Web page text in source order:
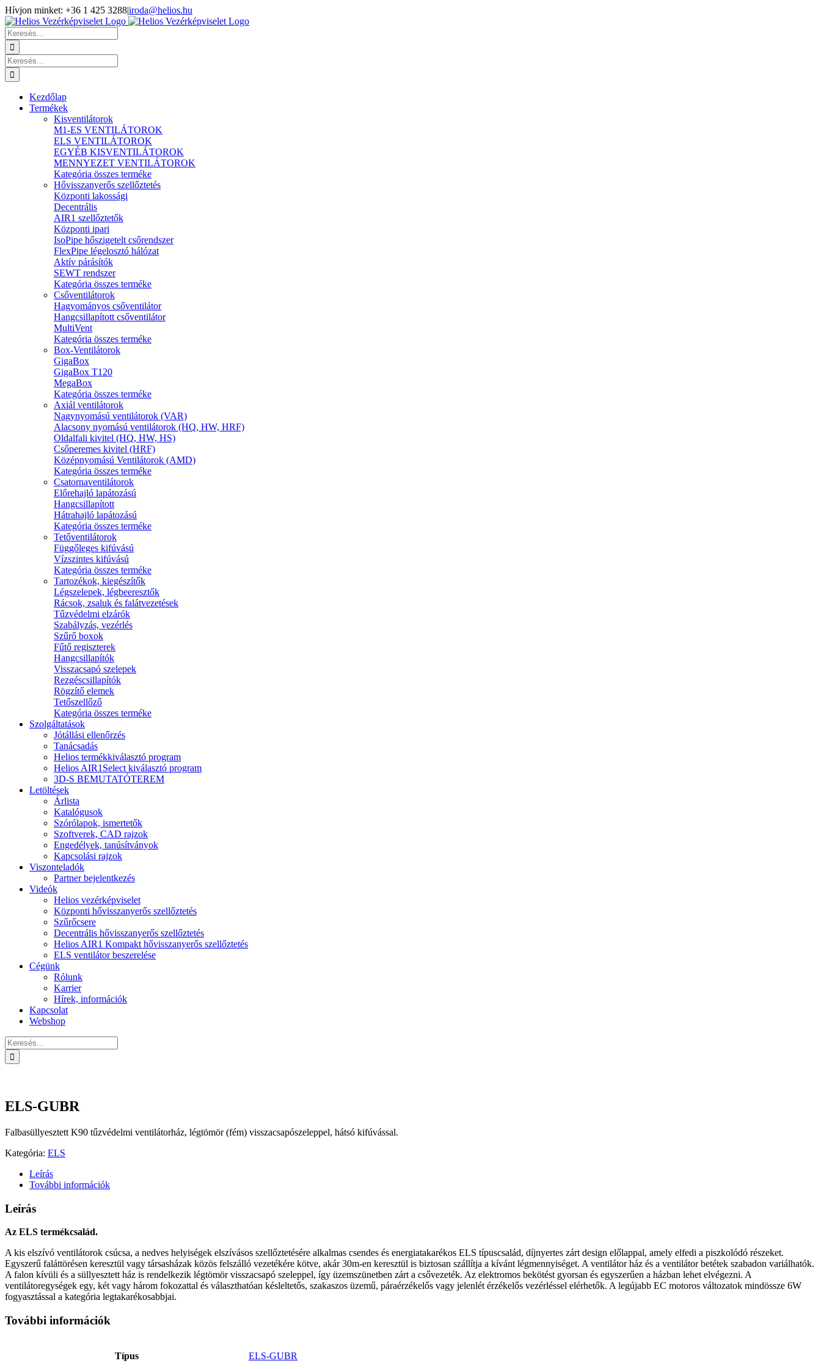
Kihagyás
Hívjon minket: +36 1 425 3288|iroda@helios.hu
YouTube
Facebook
Keresés...
Keresés...
Kezdőlap
Termékek
Kisventilátorok
M1-ES VENTILÁTOROK
ELS VENTILÁTOROK
EGYÉB KISVENTILÁTOROK
MENNYEZET VENTILÁTOROK
Kategória összes terméke
Hővisszanyerős szellőztetés
Központi lakossági
Decentrális
AIR1 szellőztetők
Központi ipari
IsoPipe hőszigetelt csőrendszer
FlexPipe légelosztó hálózat
Aktív párásítók
SEWT rendszer
Kategória összes terméke
Csőventilátorok
Hagyományos csőventilátor
Hangcsillapított csőventilátor
MultiVent
Kategória összes terméke
Box-Ventilátorok
GigaBox
GigaBox T120
MegaBox
Kategória összes terméke
Axiál ventilátorok
Nagynyomású ventilátorok (VAR)
Alacsony nyomású ventilátorok (HQ, HW, HRF)
Oldalfali kivitel (HQ, HW, HS)
Csőperemes kivitel (HRF)
Középnyomású Ventilátorok (AMD)
Kategória összes terméke
Csatornaventilátorok
Előrehajló lapátozású
Hangcsillapított
Hátrahajló lapátozású
Kategória összes terméke
Tetőventilátorok
Függőleges kifúvású
Vízszintes kifúvású
Kategória összes terméke
Tartozékok, kiegészítők
Légszelepek, légbeeresztők
Rácsok, zsaluk és falátvezetések
Tűzvédelmi elzárók
Szabályzás, vezérlés
Szűrő boxok
Fűtő regiszterek
Hangcsillapítók
Visszacsapó szelepek
Rezgéscsillapítók
Rögzítő elemek
Tetőszellőző
Kategória összes terméke
Szolgáltatások
Jótállási ellenőrzés
Tanácsadás
Helios termékkiválasztó program
Helios AIR1Select kiválasztó program
3D-S BEMUTATÓTEREM
Letöltések
Árlista
Katalógusok
Szórólapok, ismertetők
Szoftverek, CAD rajzok
Engedélyek, tanúsítványok
Kapcsolási rajzok
Viszonteladók
Partner bejelentkezés
Videók
Helios vezérképviselet
Központi hővisszanyerős szellőztetés
Szűrőcsere
Decentrális hővisszanyerős szellőztetés
Helios AIR1 Kompakt hővisszanyerős szellőztetés
ELS ventilátor beszerelése
Cégünk
Rólunk
Karrier
Hírek, információk
Kapcsolat
Webshop
Keresés...
ELS-GUBR
Falbasüllyesztett K90 tűzvédelmi ventilátorház, légtömör (fém) visszacsapószeleppel, hátsó kifúvással.
Kategória: ELS
Leírás
További információk
Leírás
Az ELS termékcsalád.
A kis elszívó ventilátorok csúcsa, a nedves helyiségek elszívásos szellőztetésére alkalmas csendes és energiatakarékos ELS típuscsalád, díjnyertes zárt design előlappal, amely elfedi a piszkolódó részeket.
Egyszerű faláttörésen keresztül vagy társasházak közös felszálló vezetékére kötve, akár 30m-en keresztül is biztosan szállítja a kívánt légmennyiséget. A ventilátor ház és a ventilátor betétek szabadon variálhatók.
A falon kívüli és a süllyesztett ház is rendelkezik légtömör visszacsapó szeleppel, így üzemszünetben zárt a csővezeték. Az elektromos bekötést gyorsan és egyszerűen a házban lehet elvégezni. A
ventilátoregységek egy, két vagy három fokozattal és választhatóan késleltetős, szakaszos üzemű, páraérzékelős vagy jelenlét érzékelős vezérléssel elérhetők. A legújabb EC motoros változatok mindössze 6W
fogyasztással a kategória legtakarékosabbjai.
További információk
Típus ELS-GUBR